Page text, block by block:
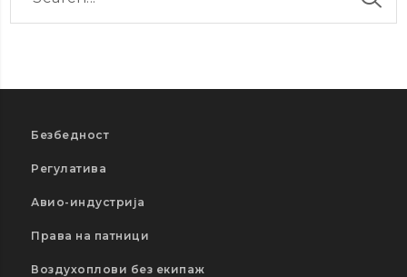
Безбедност
Регулатива
Авио-индустрија
Права на патници
Воздухоплови без екипаж